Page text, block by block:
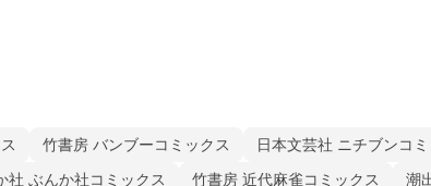
竹書房 バンブーコミックス 日本文芸社 ニチブンコ
社 ぶんか社コミックス 竹書房 近代麻雀コミックス 潮